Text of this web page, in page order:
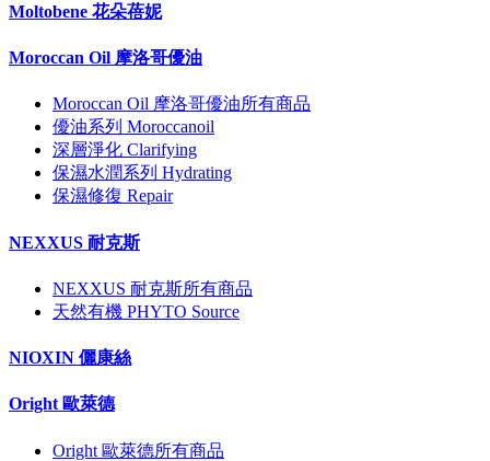
Moltobene 花朵蓓妮
Moroccan Oil 摩洛哥優油
Moroccan Oil 摩洛哥優油所有商品
優油系列 Moroccanoil
深層淨化 Clarifying
保濕水潤系列 Hydrating
保濕修復 Repair
NEXXUS 耐克斯
NEXXUS 耐克斯所有商品
天然有機 PHYTO Source
NIOXIN 儷康絲
Oright 歐萊德
Oright 歐萊德所有商品